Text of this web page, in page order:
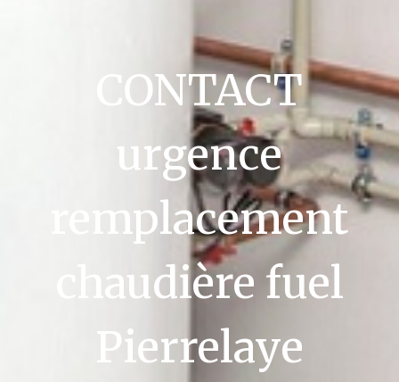
CONTACT
urgence
remplacement
chaudière fuel
Pierrelaye